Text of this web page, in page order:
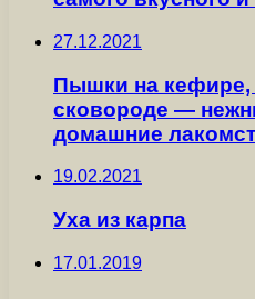
27.12.2021
Пышки на кефире,
сковороде —
домашние
19.02.2021
Уха из карпа
17.01.2019